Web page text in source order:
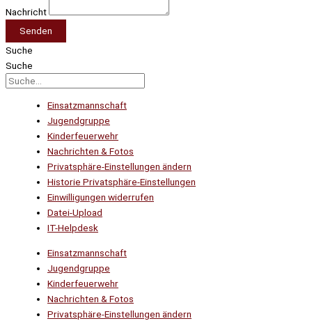
Nachricht
Senden
Suche
Suche
Einsatzmannschaft
Jugendgruppe
Kinderfeuerwehr
Nachrichten & Fotos
Privatsphäre-Einstellungen ändern
Historie Privatsphäre-Einstellungen
Einwilligungen widerrufen
Datei-Upload
IT-Helpdesk
Einsatzmannschaft
Jugendgruppe
Kinderfeuerwehr
Nachrichten & Fotos
Privatsphäre-Einstellungen ändern